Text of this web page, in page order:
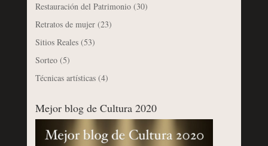
Restauración del Patrimonio(30)
Retratos de mujer(23)
Sitios Reales(53)
Sorteo(5)
Técnicas artísticas(4)
Mejor blog de Cultura 2020